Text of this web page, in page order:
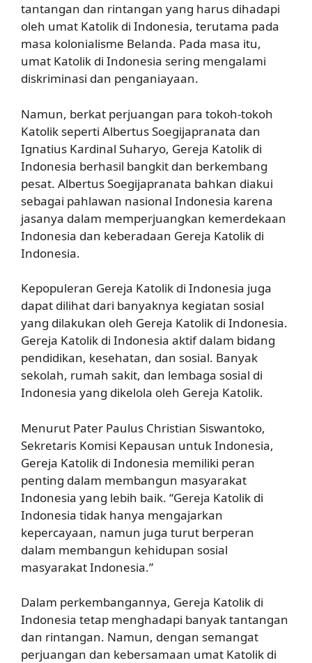
tantangan dan rintangan yang harus dihadapi
oleh umat Katolik di Indonesia, terutama pada
masa kolonialisme Belanda. Pada masa itu,
umat Katolik di Indonesia sering mengalami
diskriminasi dan penganiayaan.
Namun, berkat perjuangan para tokoh-tokoh
Katolik seperti Albertus Soegijapranata dan
Ignatius Kardinal Suharyo, Gereja Katolik di
Indonesia berhasil bangkit dan berkembang
pesat. Albertus Soegijapranata bahkan diakui
sebagai pahlawan nasional Indonesia karena
jasanya dalam memperjuangkan kemerdekaan
Indonesia dan keberadaan Gereja Katolik di
Indonesia.
Kepopuleran Gereja Katolik di Indonesia juga
dapat dilihat dari banyaknya kegiatan sosial
yang dilakukan oleh Gereja Katolik di Indonesia.
Gereja Katolik di Indonesia aktif dalam bidang
pendidikan, kesehatan, dan sosial. Banyak
sekolah, rumah sakit, dan lembaga sosial di
Indonesia yang dikelola oleh Gereja Katolik.
Menurut Pater Paulus Christian Siswantoko,
Sekretaris Komisi Kepausan untuk Indonesia,
Gereja Katolik di Indonesia memiliki peran
penting dalam membangun masyarakat
Indonesia yang lebih baik. “Gereja Katolik di
Indonesia tidak hanya mengajarkan
kepercayaan, namun juga turut berperan
dalam membangun kehidupan sosial
masyarakat Indonesia.”
Dalam perkembangannya, Gereja Katolik di
Indonesia tetap menghadapi banyak tantangan
dan rintangan. Namun, dengan semangat
perjuangan dan kebersamaan umat Katolik di